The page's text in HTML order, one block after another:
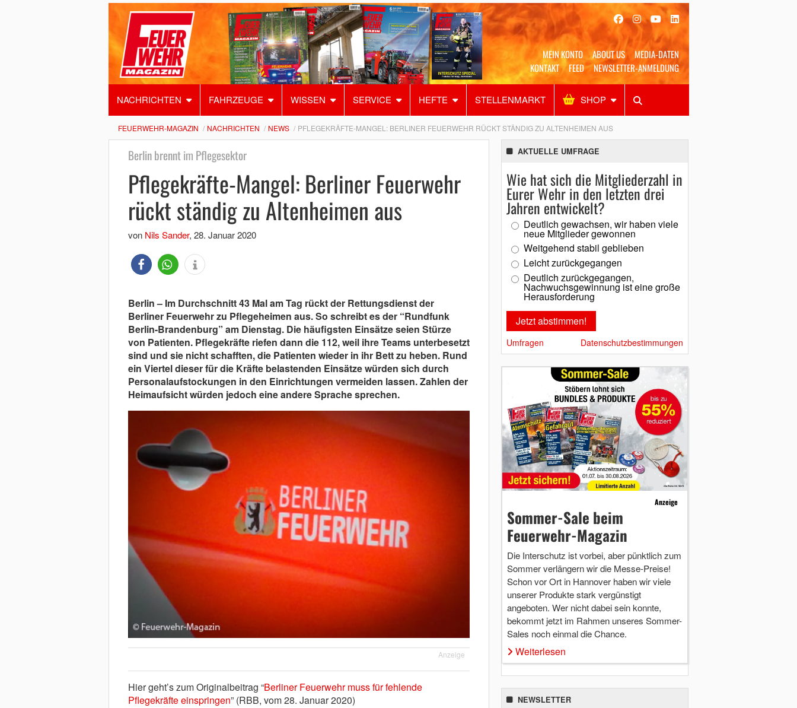
MEIN KONTO ABOUT US
MEDIA-DATEN
KONTAKT
FEED NEWSLETTER-ANMELDUNG
NACHRICHTEN FAHRZEUGE WISSEN SERVICE HEFTE STELLENMARKT SHOP
Alles Shop SUCHEN
FEUERWEHR-MAGAZIN NACHRICHTEN NEWS PFLEGEKRÄFTE-MANGEL: BERLINER FEUERWEHR RÜCKT STÄNDIG ZU ALTENHEIMEN AUS
Berlin brennt im Pflegesektor
Pflegekräfte-Mangel: Berliner Feuerwehr
rückt ständig zu Altenheimen aus
von Nils Sander, 28. Januar 2020
Berlin – Im Durchschnitt 43 Mal am Tag rückt der Rettungsdienst der
Berliner Feuerwehr zu Pflegeheimen aus. So schreibt es der “Rundfunk
Berlin-Brandenburg” am Dienstag. Die häufigsten Einsätze seien Stürze
von Patienten. Pflegekräfte riefen dann die 112, weil ihre Teams unterbesetzt
sind und sie nicht schafften, die Patienten wieder in ihr Bett zu heben. Rund
ein Viertel dieser für die Kräfte belastenden Einsätze würden sich durch
Personalaufstockungen in den Einrichtungen vermeiden lassen. Zahlen der
Heimaufsicht würden jedoch eine andere Sprache sprechen.
Anzeige
Hier geht’s zum Originalbeitrag “Berliner Feuerwehr muss für fehlende
Pflegekräfte einspringen” (RBB, vom 28. Januar 2020)
AKTUELLE UMFRAGE
Wie hat sich die Mitgliederzahl in
Eurer Wehr in den letzten drei
Jahren entwickelt?
Deutlich gewachsen, wir haben viele
neue Mitglieder gewonnen
Weitgehend stabil geblieben
Leicht zurückgegangen
Deutlich zurückgegangen,
Nachwuchsgewinnung ist eine große
Herausforderung
Umfragen Datenschutzbestimmungen
Anzeige
Sommer-Sale beim
Feuerwehr-Magazin
Die Interschutz ist vorbei, aber pünktlich zum
Sommer verlängern wir die Messe-Preise!
Schon vor Ort in Hannover haben wir viele
unserer Produkte stark vergünstigt
angeboten. Wer nicht dabei sein konnte,
bekommt jetzt im Rahmen unseres Sommer-
Sales noch einmal die Chance.
Weiterlesen
NEWSLETTER